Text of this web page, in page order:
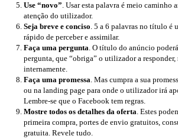
Use “novo”. Usar esta palavra é meio caminho
atenção do utilizador.
Seja breve e conciso. 5 a 6 palavras no título é
rápido de perceber e assimilar.
Faça uma pergunta. O título do anúncio
pergunta, que “obriga” o utilizador a responder,
internamente.
Faça uma promessa. Mas cumpra a sua
ou na landing page para onde o utilizador irá
Lembre-se que o Facebook tem regras.
Mostre todos os detalhes da oferta. Estes
primeira compra, portes de envio gratuitos,
gratuita. Revele tudo.